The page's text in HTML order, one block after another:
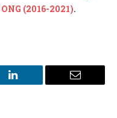
ONG (2016-2021).
LinkedIn Email